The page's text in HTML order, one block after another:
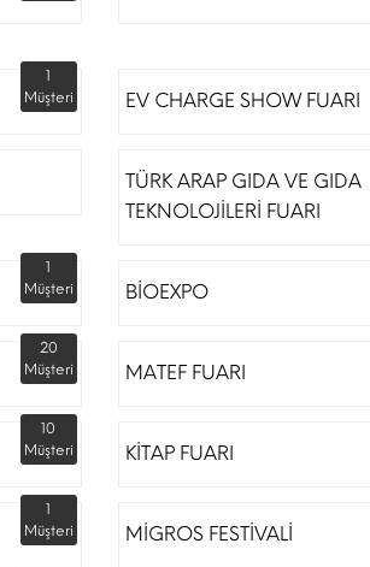
1
Müşteri
EV CHARGE SHOW FUARI
TÜRK ARAP GIDA VE GIDA
TEKNOLOJİLERİ FUARI
1
Müşteri
BİOEXPO
20
Müşteri
MATEF FUARI
10
Müşteri
KİTAP FUARI
1
Müşteri
MİGROS FESTİVALİ